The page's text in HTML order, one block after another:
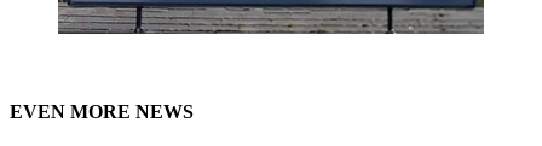
EVEN MORE NEWS